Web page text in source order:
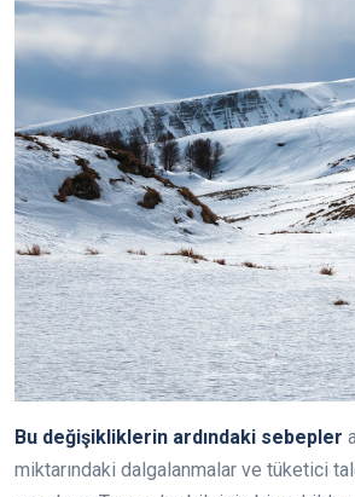
Bu değişikliklerin ardındaki sebepler
miktarındaki dalgalanmalar ve tüketici